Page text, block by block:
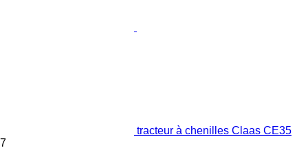
tracteur à chenilles Claas CE35
7